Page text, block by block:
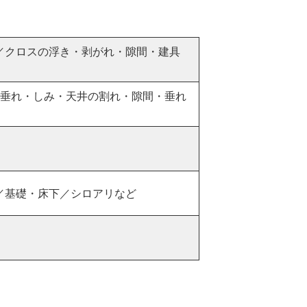
ロスの浮き・剥がれ・隙間・建具
れ・しみ・天井の割れ・隙間・垂れ
礎・床下／シロアリなど